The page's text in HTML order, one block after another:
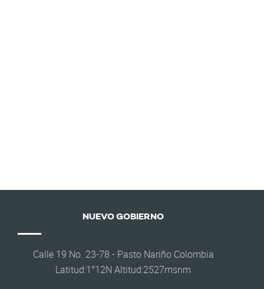
NUEVO GOBIERNO
Calle 19 No. 23-78 - Pasto Nariño Colombia
Latitud:1°12N Altitud:2527msnm